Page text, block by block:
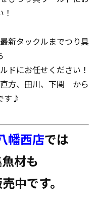
新タックルまでつり具
にお任せください！
方、田川、下関 から
す♪
幡西店では
材も
中です。